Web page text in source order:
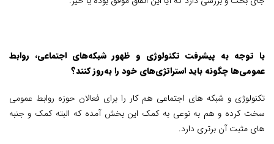
با توجه به پیشرفت تکنولوژی و ظهور شبکه‌های اجتماعی، روابط
عمومی‌ها چگونه باید استراتژی‌های خود را به‌روز کنند؟
تکنولوژی و شبکه های اجتماعی هم کار را برای فعالان حوزه روابط عمومی
سخت کرده و هم به نوعی به کمک این بخش آمده‌ که البته کمک و جنبه
های مثبت آن برتری دارد.